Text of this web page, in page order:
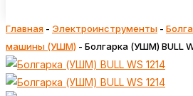
Главная - Электроинструменты -
машины (УШМ) - Болгарка (УШМ) BULL